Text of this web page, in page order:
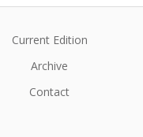
Current Edition
Archive
Contact